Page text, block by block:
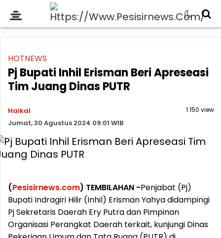
HOTNEWS
Pj Bupati Inhil Erisman Beri Apreseasi
Tim Juang Dinas PUTR
Haikal
Jumat, 30 Agustus 2024 09:01 WIB
1.150 view
(Pesisirnews.com) TEMBILAHAN -Penjabat (Pj)
Bupati Indragiri Hilir (Inhil) Erisman Yahya didampingi
Pj Sekretaris Daerah Ery Putra dan Pimpinan
Organisasi Perangkat Daerah terkait, kunjungi Dinas